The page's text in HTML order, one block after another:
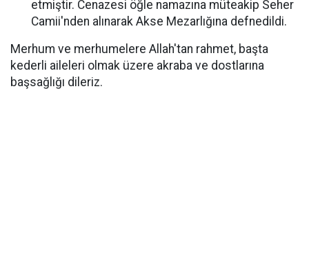
etmiştir. Cenazesi öğle namazına müteakip Seher
Camii'nden alınarak Akse Mezarlığına defnedildi.
Merhum ve merhumelere Allah'tan rahmet, başta
kederli aileleri olmak üzere akraba ve dostlarına
başsağlığı dileriz.